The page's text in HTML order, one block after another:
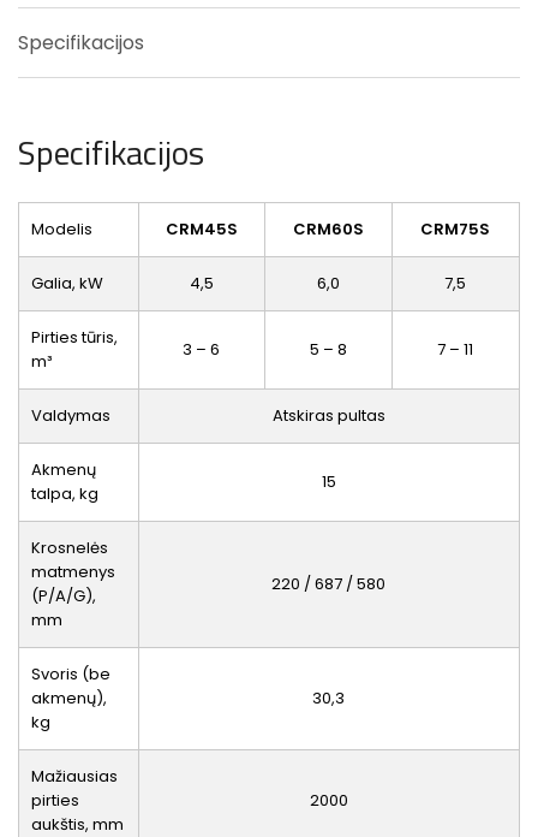
Specifikacijos
Specifikacijos
Modelis CRM45S CRM60S CRM75S
Galia, kW 4,5 6,0 7,5
Pirties tūris,
m³
3 – 6 5 – 8 7 – 11
Valdymas Atskiras pultas
Akmenų
talpa, kg
15
Krosnelės
matmenys
(P/A/G),
mm
220 / 687 / 580
Svoris (be
akmenų),
kg
30,3
Mažiausias
pirties
aukštis, mm
2000